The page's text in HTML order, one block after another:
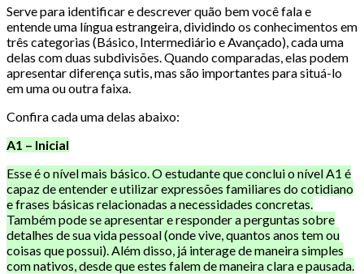
Serve para identificar e descrever quão bem você fala e
entende uma língua estrangeira, dividindo os conhecimentos em
três categorias (Básico, Intermediário e Avançado), cada uma
delas com duas subdivisões. Quando comparadas, elas podem
apresentar diferença sutis, mas são importantes para situá-lo
em uma ou outra faixa.
Confira cada uma delas abaixo:
A1 – Inicial
Esse é o nível mais básico. O estudante que conclui o nível A1 é
capaz de entender e utilizar expressões familiares do cotidiano
e frases básicas relacionadas a necessidades concretas.
Também pode se apresentar e responder a perguntas sobre
detalhes de sua vida pessoal (onde vive, quantos anos tem ou
coisas que possui). Além disso, já interage de maneira simples
com nativos, desde que estes falem de maneira clara e pausada.